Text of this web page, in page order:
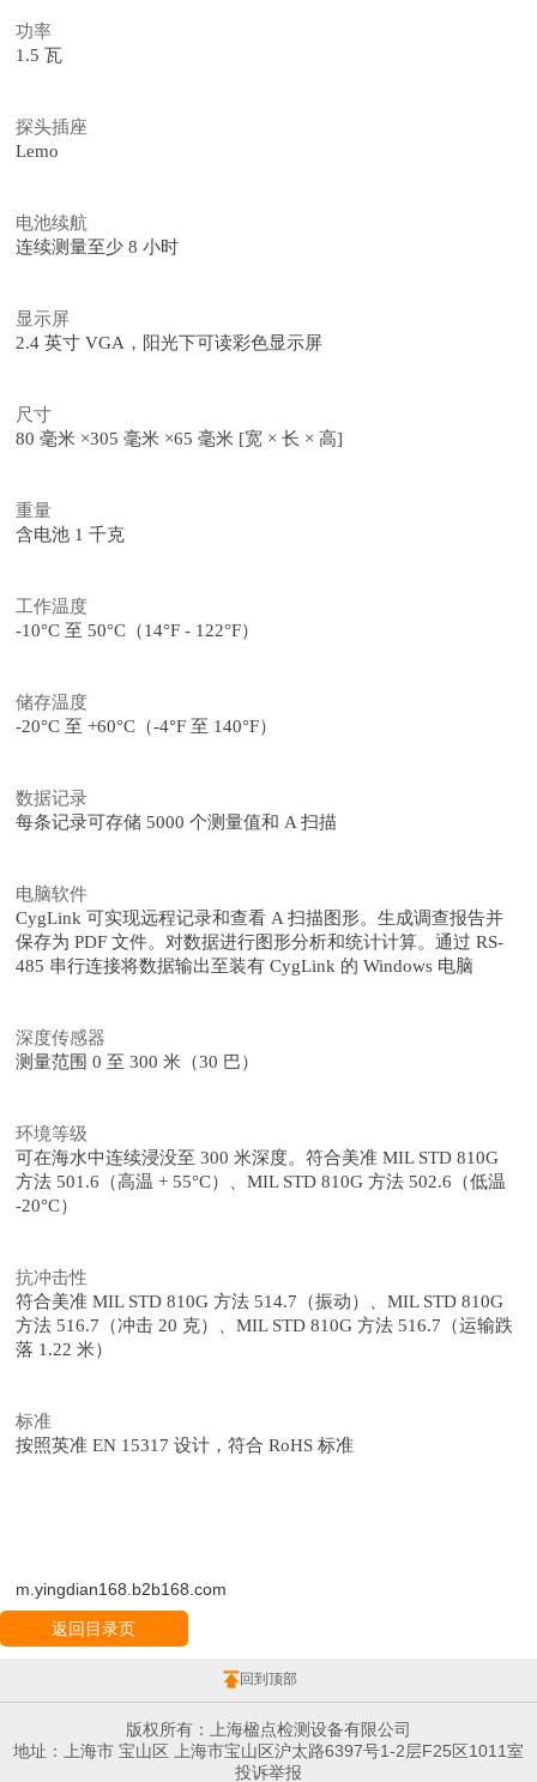
功率
1.5 瓦
探头插座
Lemo
电池续航
连续测量至少 8 小时
显示屏
2.4 英寸 VGA，阳光下可读彩色显示屏
尺寸
80 毫米 ×305 毫米 ×65 毫米 [宽 × 长 × 高]
重量
含电池 1 千克
工作温度
-10°C 至 50°C（14°F - 122°F）
储存温度
-20°C 至 +60°C（-4°F 至 140°F）
数据记录
每条记录可存储 5000 个测量值和 A 扫描
电脑软件
CygLink 可实现远程记录和查看 A 扫描图形。生成调查报告并
保存为 PDF 文件。对数据进行图形分析和统计计算。通过 RS-
485 串行连接将数据输出至装有 CygLink 的 Windows 电脑
深度传感器
测量范围 0 至 300 米（30 巴）
环境等级
可在海水中连续浸没至 300 米深度。符合美准 MIL STD 810G
方法 501.6（高温 + 55°C）、MIL STD 810G 方法 502.6（低温
-20°C）
抗冲击性
符合美准 MIL STD 810G 方法 514.7（振动）、MIL STD 810G
方法 516.7（冲击 20 克）、MIL STD 810G 方法 516.7（运输跌
落 1.22 米）
标准
按照英准 EN 15317 设计，符合 RoHS 标准
m.yingdian168.b2b168.com
返回目录页
回到顶部
版权所有：上海楹点检测设备有限公司
地址：上海市 宝山区 上海市宝山区沪太路6397号1-2层F25区1011室
投诉举报